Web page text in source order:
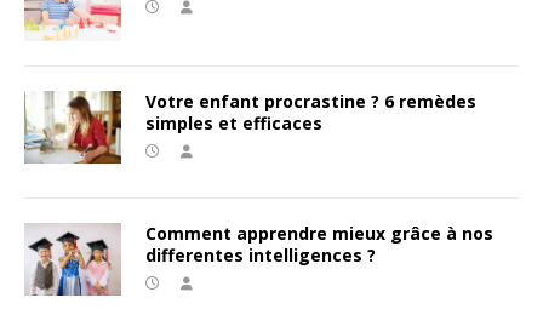
Votre enfant procrastine ? 6 remèdes
simples et efficaces
Comment apprendre mieux grâce à nos
differentes intelligences ?